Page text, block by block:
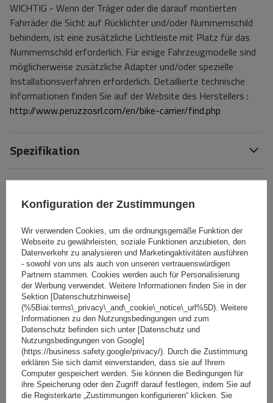
WICHTIG - Wenn der Träger oder die darauf montierten
Fahrräder die Sicht auf Rücklichter und/oder Nummernschild
behindern, ist eine zusätzliche Lichtleiste mit Platz für das
Nummernschild erforderlich. Für einige Fahrzeugmodelle sind
möglicherweise zusätzliche Adapter und/oder spezielle
Installationsverfahren erforderlich. Detaillierte technische
Informationen finden Sie auf der Website des Herstellers :
http://www.peruzzosrl.com/en/bike-carrier/find.php
Spezifikation
Das Produkt passt zu Autos
Stelle eine Frage
Bewertungen(0)
Ihre Bewertung schreiben
Ihre Note:
5/5
Konfiguration der Zustimmungen
Wir verwenden Cookies, um die ordnungsgemäße Funktion der
Webseite zu gewährleisten, soziale Funktionen anzubieten, den
Datenverkehr zu analysieren und Marketingaktivitäten ausführen
- sowohl von uns als auch von unseren vertrauenswürdigen
Partnern stammen. Cookies werden auch für Personalisierung
der Werbung verwendet. Weitere Informationen finden Sie in der
Sektion [Datenschutzhinweise]
(%5Biai:terms\_privacy\_and\_cookie\_notice\_url%5D). Weitere
Informationen zu den Nutzungsbedingungen und zum
Datenschutz befinden sich unter [Datenschutz und
Nutzungsbedingungen von Google]
(https://business.safety.google/privacy/). Durch die Zustimmung
erklären Sie sich damit einverstanden, dass sie auf Ihrem
Computer gespeichert werden. Sie können die Bedingungen für
ihre Speicherung oder den Zugriff darauf festlegen, indem Sie auf
die Registerkarte „Zustimmungen konfigurieren“ klicken. Sie